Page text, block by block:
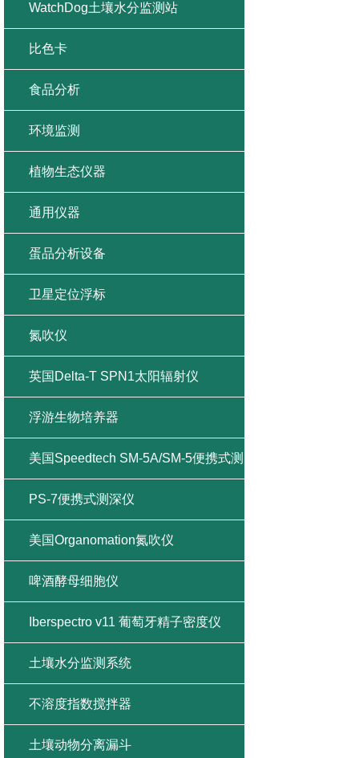
WatchDog土壤水分监测站
比色卡
食品分析
环境监测
植物生态仪器
通用仪器
蛋品分析设备
卫星定位浮标
氮吹仪
英国Delta-T SPN1太阳辐射仪
浮游生物培养器
美国Speedtech SM-5A/SM-5便携式测
深仪
PS-7便携式测深仪
美国Organomation氮吹仪
啤酒酵母细胞仪
Iberspectro v11 葡萄牙精子密度仪
土壤水分监测系统
不溶度指数搅拌器
土壤动物分离漏斗